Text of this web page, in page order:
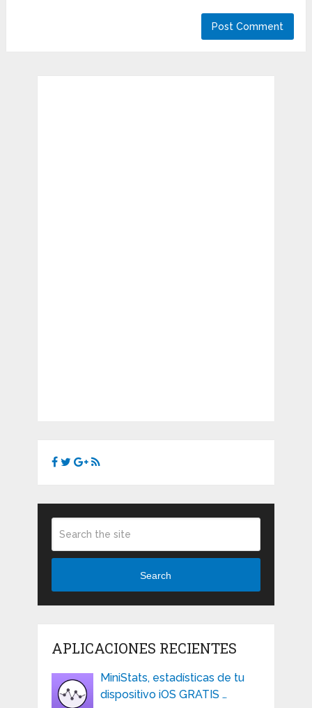
Search
APLICACIONES RECIENTES
MiniStats, estadísticas de tu
dispositivo iOS GRATIS …